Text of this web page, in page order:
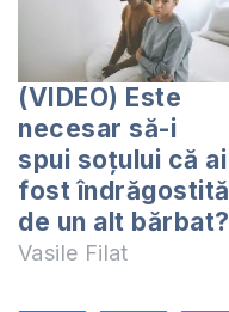
(VIDEO) Este
necesar să-i
spui soțului că ai
fost îndrăgostită
de un alt bărbat?
Vasile Filat